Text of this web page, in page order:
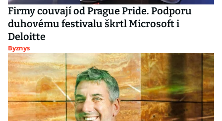
Firmy couvají od Prague Pride. Podporu
duhovému festivalu škrtl Microsoft i
Deloitte
Byznys